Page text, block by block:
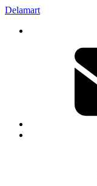
Delamart